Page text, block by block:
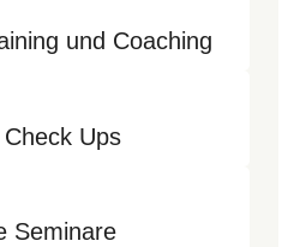
und Coaching
Ups
Seminare